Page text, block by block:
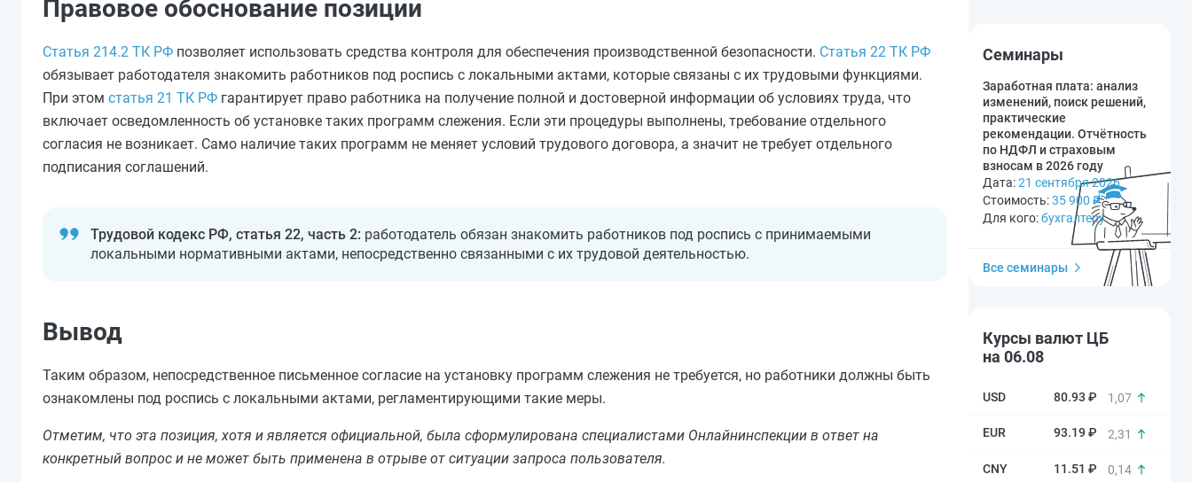
Правовое обоснование позиции
Статья 214.2 ТК РФ позволяет использовать средства контроля для обеспечения производственной безопасности. Статья 22 ТК РФ
обязывает работодателя знакомить работников под роспись с локальными актами, которые связаны с их трудовыми функциями.
При этом статья 21 ТК РФ гарантирует право работника на получение полной и достоверной информации об условиях труда, что
включает осведомленность об установке таких программ слежения. Если эти процедуры выполнены, требование отдельного
согласия не возникает. Само наличие таких программ не меняет условий трудового договора, а значит не требует отдельного
подписания соглашений.
Трудовой кодекс РФ, статья 22, часть 2: работодатель обязан знакомить работников под роспись с принимаемыми
локальными нормативными актами, непосредственно связанными с их трудовой деятельностью.
Вывод
Таким образом, непосредственное письменное согласие на установку программ слежения не требуется, но работники должны быть
ознакомлены под роспись с локальными актами, регламентирующими такие меры.
Отметим, что эта позиция, хотя и является официальной, была сформулирована специалистами Онлайнинспекции в ответ на
конкретный вопрос и не может быть применена в отрыве от ситуации запроса пользователя.
Семинары
Заработная плата: анализ
изменений, поиск решений,
практические
рекомендации. Отчётность
по НДФЛ и страховым
взносам в 2026 году
Дата:21 сентября 2026
Стоимость:35 900 ₽
Для кого:бухгалтеру
Все семинары
Курсы валют ЦБ
на 06.08
80.93 ₽ 1,07
93.19 ₽ 2,31
11.51 ₽ 0,14